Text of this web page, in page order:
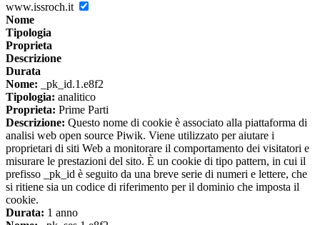
www.issroch.it
Nome
Tipologia
Proprieta
Descrizione
Durata
Nome: _pk_id.1.e8f2
Tipologia: analitico
Proprieta: Prime Parti
Descrizione: Questo nome di cookie è associato alla piattaforma di
analisi web open source Piwik. Viene utilizzato per aiutare i
proprietari di siti Web a monitorare il comportamento dei visitatori e
misurare le prestazioni del sito. È un cookie di tipo pattern, in cui il
prefisso _pk_id è seguito da una breve serie di numeri e lettere, che
si ritiene sia un codice di riferimento per il dominio che imposta il
cookie.
Durata: 1 anno